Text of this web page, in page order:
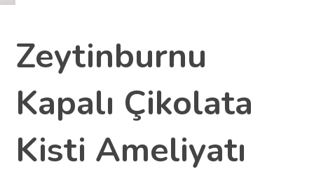
Zeytinburnu
Kapalı Çikolata
Kisti Ameliyatı